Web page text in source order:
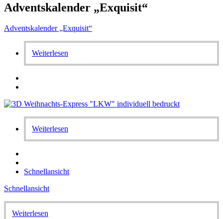
Adventskalender „Exquisit“
Adventskalender „Exquisit“
Weiterlesen
Weiterlesen
Schnellansicht
Schnellansicht
Weiterlesen